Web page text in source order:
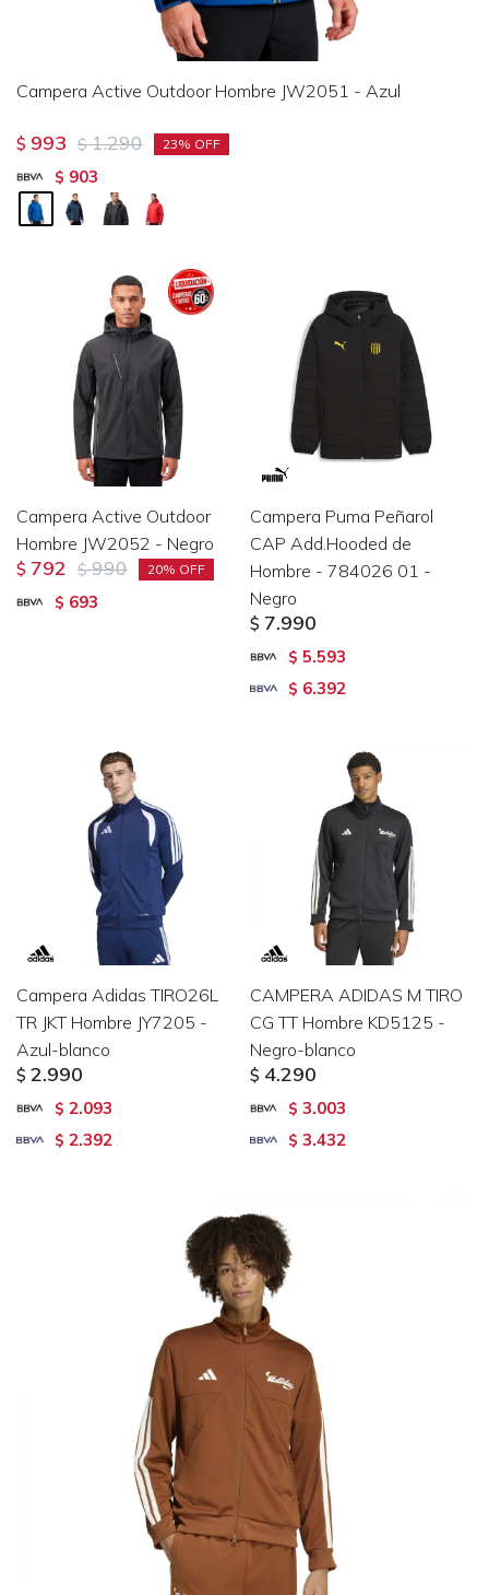
Campera Active Outdoor Hombre JW2051 - Azul
$ 993 $ 1.290 23
$ 903
Campera Active Outdoor
Hombre JW2052 - Negro
$ 792 $ 990 20
$ 693
Campera Puma Peñarol
CAP Add.Hooded de
Hombre - 784026 01 -
Negro
$ 7.990
$ 5.593
$ 6.392
Campera Adidas TIRO26L
TR JKT Hombre JY7205 -
Azul-blanco
$ 2.990
$ 2.093
$ 2.392
CAMPERA ADIDAS M TIRO
CG TT Hombre KD5125 -
Negro-blanco
$ 4.290
$ 3.003
$ 3.432